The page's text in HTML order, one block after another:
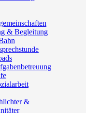
& Begleitung
&